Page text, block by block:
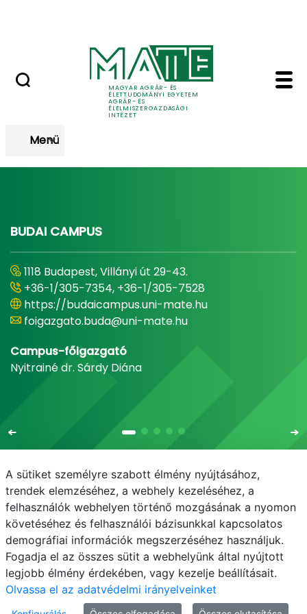
MAGYAR AGRÁR- ÉS
ÉLETTUDOMÁNYI EGYETEM
AGRÁR- ÉS
ÉLELMISZERGAZDASÁGI
INTÉZET
Ügyrendek - Agrár-
Ügyrendek
Menü
BUDAI CAMPUS
1118 Budapest, Villányi út 29-43.
+36-1/305-7354, +36-1/305-7528
https://budaicampus.uni-mate.hu
foigazgato.buda@uni-mate.hu
Campus-főigazgató
Nyitrainé dr. Sárdy Diána
E-mail Telefonkönyv NEPTUN
E-learning
Adatvédelem
A sütiket személyre szabott élmény nyújtásához,
trendek elemzéséhez, a webhely kezeléséhez, a
felhasználók webhelyen történő mozgásának a nyomon
követéséhez és felhasználói bázisunkkal kapcsolatos
demográfiai információk megszerzéséhez használjuk.
Fogadja el az összes sütit a webhelyünk által nyújtott
legjobb élmény érdekében, vagy kezelje beállításait.
Olvassa el az adatvédelmi irányelveinket